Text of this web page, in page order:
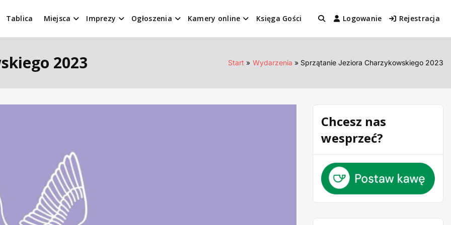
Tablica Miejsca Imprezy Ogłoszenia Kamery online Księga Gości Logowanie Rejestracja
2023 Start Wydarzenia Sprzątanie Jeziora Charzykowskiego 2023
Chcesz nas
wesprzeć?